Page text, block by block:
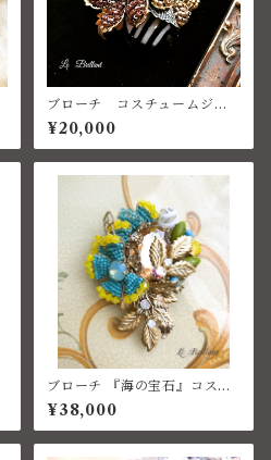
ブローチ コスチュームジュ
エリー ベネチアン
¥20,000
ブローチ 『海の宝石』コスチ
ュームジュエリー
¥38,000